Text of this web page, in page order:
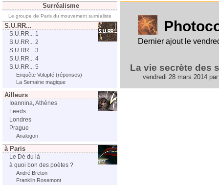
Surréalisme
Le groupe de Paris du mouvement surréaliste
S.U.RR...
S.U.RR... 1
S.U.RR... 2
S.U.RR... 3
S.U.RR... 4
S.U.RR... 5
Enquête Volupté (réponses)
La Semaine magique
Ailleurs
Ioannina, Athènes
Leeds
Londres
Prague
Analogon
à Paris
Le Dé du là
à quoi bon des poètes ?
André Breton
Franklin Rosemont
Dernier ajout le
La vie secrète des
vendredi 28 mars 2014